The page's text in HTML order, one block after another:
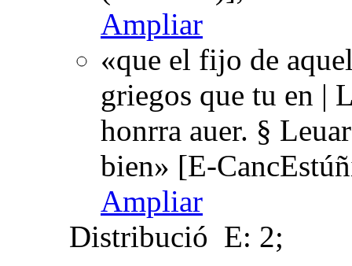
Ampliar
«que el fijo de
griegos que tu en |
honrra auer. §
bien» [E-
Ampliar
Distribució E: 2;